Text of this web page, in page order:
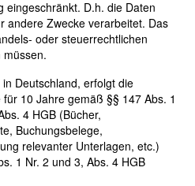
eingeschränkt. D.h. die Daten
andere Zwecke verarbeitet. Das
oder steuerrechtlichen
Deutschland, erfolgt die
10 Jahre gemäß §§ 147 Abs. 1
4 HGB (Bücher,
Buchungsbelege,
relevanter Unterlagen, etc.)
1 Nr. 2 und 3, Abs. 4 HGB